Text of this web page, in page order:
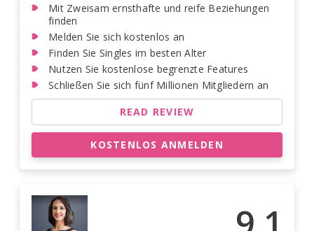
Mit Zweisam ernsthafte und reife Beziehungen
finden
Melden Sie sich kostenlos an
Finden Sie Singles im besten Alter
Nutzen Sie kostenlose begrenzte Features
Schließen Sie sich fünf Millionen Mitgliedern an
READ REVIEW
KOSTENLOS ANMELDEN